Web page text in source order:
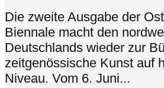
Die zweite Ausgabe der
Biennale macht den
Deutschlands wieder zur
zeitgenössische Kunst auf
Niveau. Vom 6. Juni...